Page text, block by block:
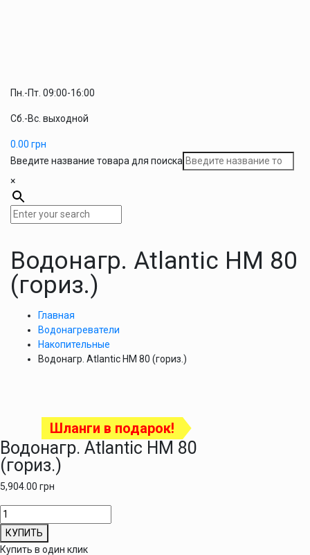
Пн.-Пт. 09:00-16:00
Сб.-Вс. выходной
0.00 грн
Введите название товара для поиска
×
Водонагр. Atlantic HM 80
(гориз.)
Главная
Водонагреватели
Накопительные
Водонагр. Atlantic HM 80 (гориз.)
Шланги в подарок!
Водонагр. Atlantic HM 80
(гориз.)
5,904.00 грн
Количество
товара
Водонагр.
КУПИТЬ
Купить в один клик